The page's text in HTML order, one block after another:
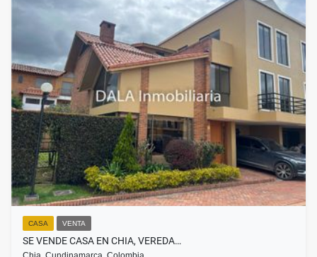
CASA VENTA
SE VENDE CASA EN CHIA, VEREDA…